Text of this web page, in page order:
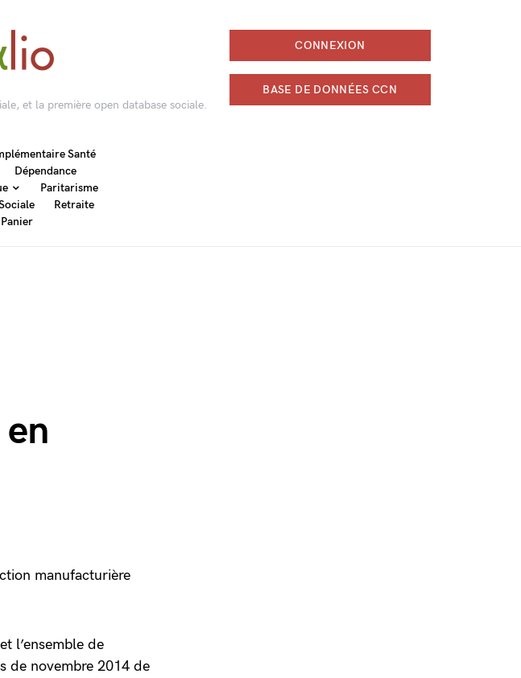
et la première open database sociale.
CONNEXION
BASE DE DONNÉES CCN
Santé
Dépendance
Paritarisme
Retraite
Panier
manufacturière
l’ensemble de
de novembre 2014 de